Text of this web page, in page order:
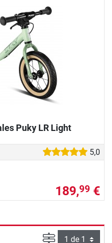
Puky LR Light
5,0
189,99 €
Página